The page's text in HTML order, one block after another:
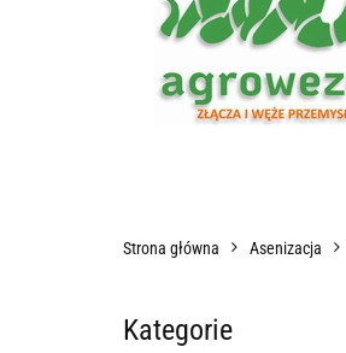
Strona główna Asenizacja
Kategorie